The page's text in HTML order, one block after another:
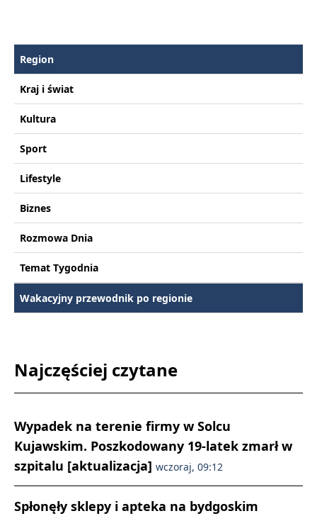
Region
Kraj i świat
Kultura
Sport
Lifestyle
Biznes
Rozmowa Dnia
Temat Tygodnia
Wakacyjny przewodnik po regionie
Najczęściej czytane
Wypadek na terenie firmy w Solcu
Kujawskim. Poszkodowany 19-latek zmarł w
szpitalu [aktualizacja] wczoraj, 09:12
Spłonęły sklepy i apteka na bydgoskim